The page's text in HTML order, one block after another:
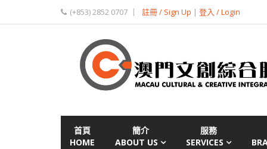
(+853) 2852 0707 註冊 / Sign Up | 登入 / Login
首頁
HOME
簡介
ABOUT US
服務
SERVICES